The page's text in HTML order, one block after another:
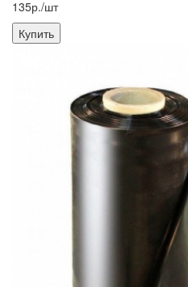
135р./шт
Купить